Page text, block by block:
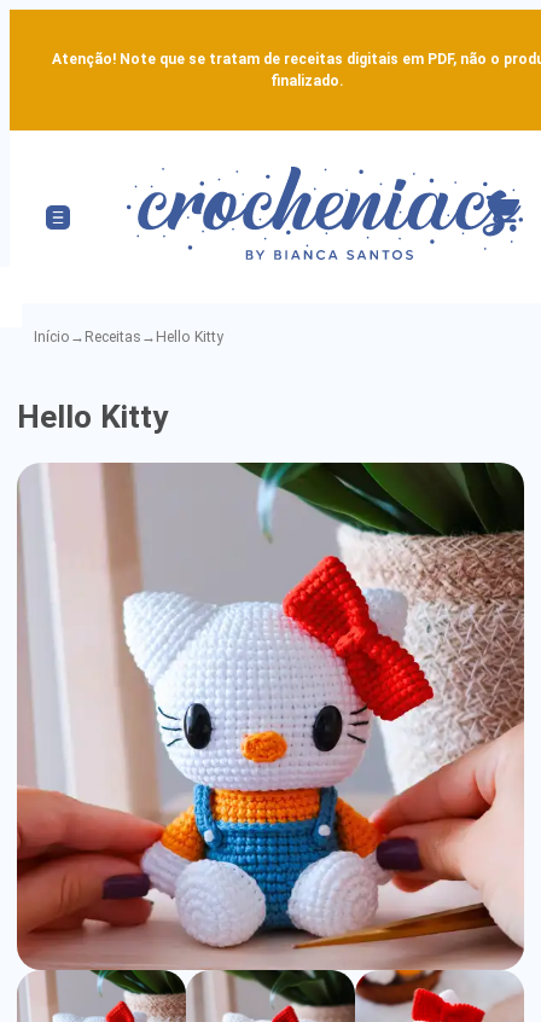
Atenção! Note que se tratam de receitas digitais em PDF, não o
finalizado.
Início → Receitas → Hello Kitty
-
Detailed
Amigurumi
Pattern
Hello Kitty